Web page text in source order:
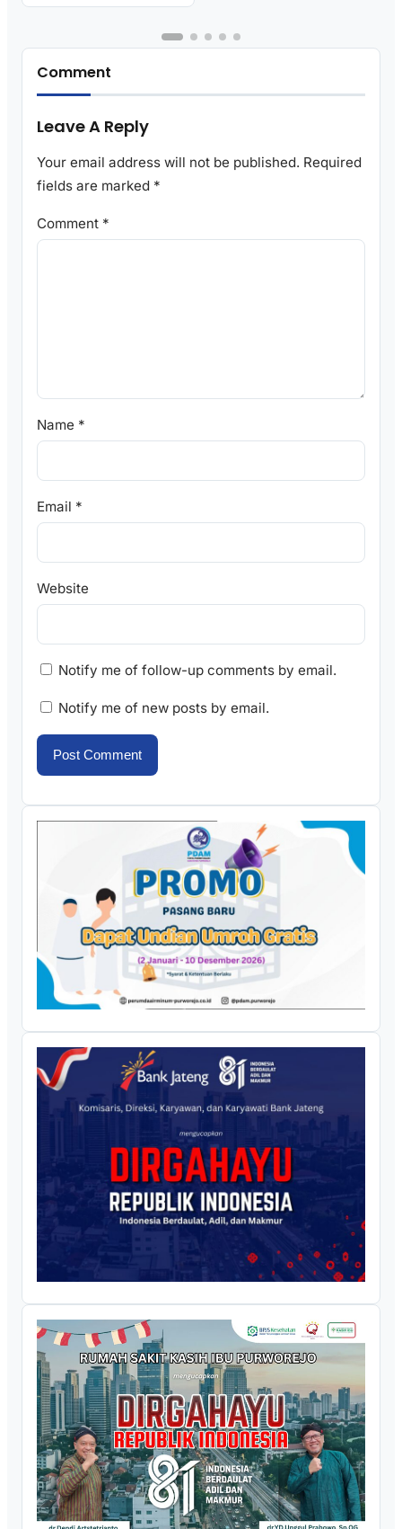
Comment
Leave A Reply
Your email address will not be published. Required
fields are marked *
Comment *
Name *
Email *
Website
Notify me of follow-up comments by email.
Notify me of new posts by email.